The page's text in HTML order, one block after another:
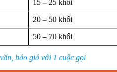
15 – 25 khối
20 – 50 khối
50 – 70 khối
báo giá với 1 cuộc gọi